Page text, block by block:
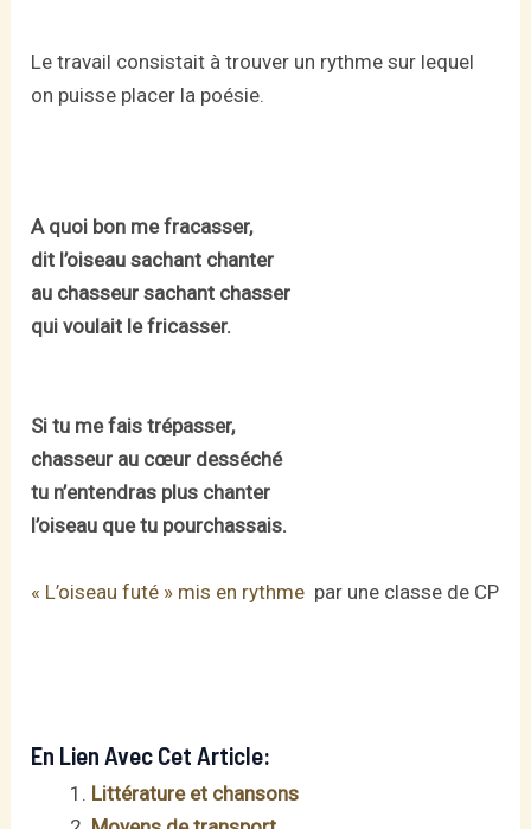
Le travail consistait à trouver un rythme sur lequel
on puisse placer la poésie.
A quoi bon me fracasser,
dit l’oiseau sachant chanter
au chasseur sachant chasser
qui voulait le fricasser.
Si tu me fais trépasser,
chasseur au cœur desséché
tu n’entendras plus chanter
l’oiseau que tu pourchassais.
« L’oiseau futé » mis en rythme par une classe de CP
En Lien Avec Cet Article:
Littérature et chansons